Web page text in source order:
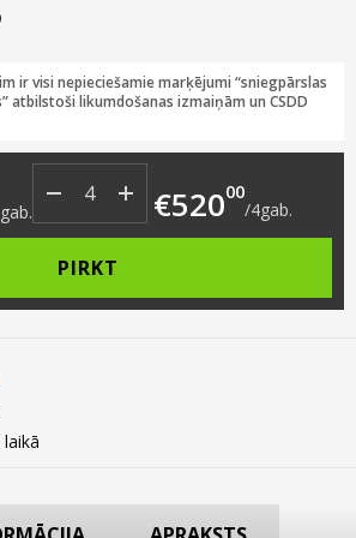
ir visi nepieciešamie marķējumi “sniegpārslas
atbilstoši likumdošanas izmaiņām un CSDD
Original price was: €153.00.
Current price is: €130.00.
gab. €52000
/4gab.
PIRKT